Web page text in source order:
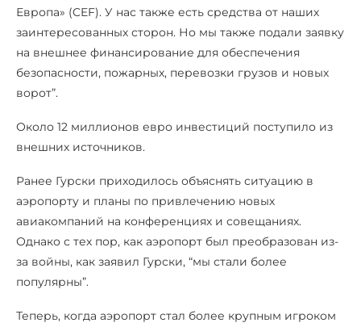
Европа» (CEF). У нас также есть средства от наших
заинтересованных сторон. Но мы также подали заявку
на внешнее финансирование для обеспечения
безопасности, пожарных, перевозки грузов и новых
ворот”.
Около 12 миллионов евро инвестиций поступило из
внешних источников.
Ранее Гурски приходилось объяснять ситуацию в
аэропорту и планы по привлечению новых
авиакомпаний на конференциях и совещаниях.
Однако с тех пор, как аэропорт был преобразован из-
за войны, как заявил Гурски, “мы стали более
популярны”.
Теперь, когда аэропорт стал более крупным игроком